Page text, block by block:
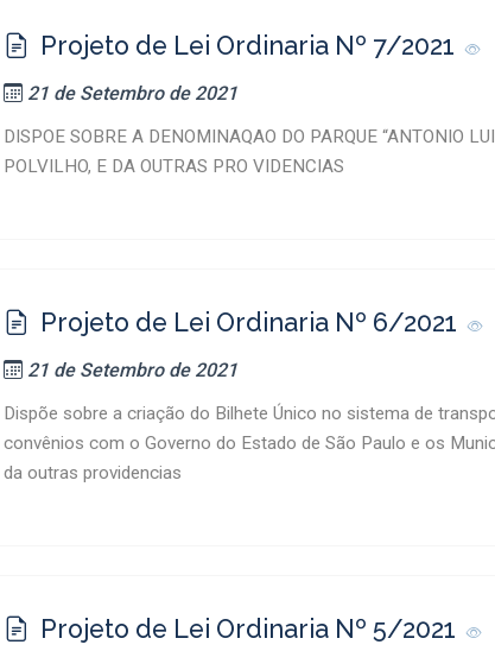
Projeto de Lei Ordinaria Nº 7/2021
21 de Setembro de 2021
DISPOE SOBRE A DENOMINAQAO DO PARQUE “ANTONIO
POLVILHO, E DA OUTRAS PRO VIDENCIAS
Projeto de Lei Ordinaria Nº 6/2021
21 de Setembro de 2021
Dispõe sobre a criação do Bilhete Único no sistema de
convênios com o Governo do Estado de São Paulo e os
da outras providencias
Projeto de Lei Ordinaria Nº 5/2021